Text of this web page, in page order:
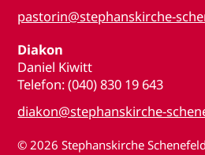
pastorin@stephanskirche-
Diakon
Daniel Kiwitt
Telefon: (040) 830 19 643
diakon@stephanskirche-
© 2026 Stephanskirche Schenefeld